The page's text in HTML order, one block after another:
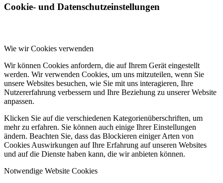
Cookie- und Datenschutzeinstellungen
Wie wir Cookies verwenden
Wir können Cookies anfordern, die auf Ihrem Gerät eingestellt
werden. Wir verwenden Cookies, um uns mitzuteilen, wenn Sie
unsere Websites besuchen, wie Sie mit uns interagieren, Ihre
Nutzererfahrung verbessern und Ihre Beziehung zu unserer Website
anpassen.
Klicken Sie auf die verschiedenen Kategorienüberschriften, um
mehr zu erfahren. Sie können auch einige Ihrer Einstellungen
ändern. Beachten Sie, dass das Blockieren einiger Arten von
Cookies Auswirkungen auf Ihre Erfahrung auf unseren Websites
und auf die Dienste haben kann, die wir anbieten können.
Notwendige Website Cookies